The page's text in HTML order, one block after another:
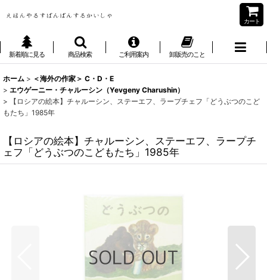
カート
新着順に見る 商品検索 ご利用案内 卸販売のこと
ホーム > ＜海外の作家＞ C・D・E
> エウゲーニー・チャルーシン（Yevgeny Charushin）
>
【ロシアの絵本】チャルーシン、ステーエフ、ラープチェフ「どうぶつのこど
もたち」1985年
【ロシアの絵本】チャルーシン、ステーエフ、ラープチ
ェフ「どうぶつのこどもたち」1985年